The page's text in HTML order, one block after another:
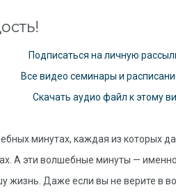
Подписаться на личную
Все видео семинары и
Скачать аудио файл к этому
минутах, каждая из которых
А эти волшебные минуты —
жизнь. Даже если вы не верите в